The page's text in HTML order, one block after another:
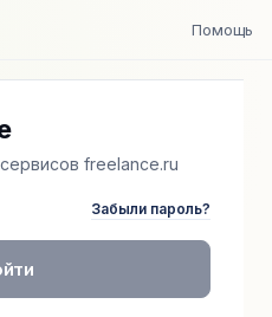
Помощь
freelance.ru
Забыли пароль?